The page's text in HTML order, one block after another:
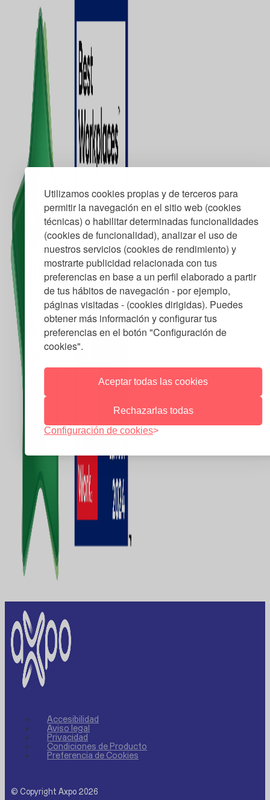
Utilizamos cookies propias y de terceros para
permitir la navegación en el sitio web (cookies
técnicas) o habilitar determinadas funcionalidades
(cookies de funcionalidad), analizar el uso de
nuestros servicios (cookies de rendimiento) y
mostrarte publicidad relacionada con tus
preferencias en base a un perfil elaborado a partir
de tus hábitos de navegación - por ejemplo,
páginas visitadas - (cookies dirigidas). Puedes
obtener más información y configurar tus
preferencias en el botón "Configuración de
cookies".
Aceptar todas las cookies
Rechazarlas todas
Configuración de cookies
Accesibilidad
Aviso legal
Privacidad
Condiciones de Producto
Preferencia de Cookies
© Copyright Axpo 2026